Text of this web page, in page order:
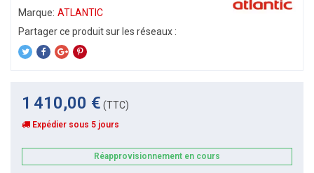
Marque: ATLANTIC
1 410,00 € (TTC)
Expédier sous 5 jours
Réapprovisionnement en cours